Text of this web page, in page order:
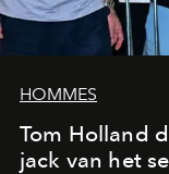
HOMMES
Tom Holland
jack van het